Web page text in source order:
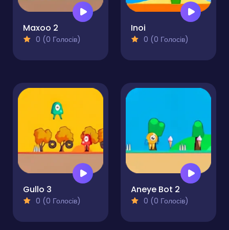
Maxoo 2
0 (0 Голосів)
Inoi
0 (0 Голосів)
Gullo 3
0 (0 Голосів)
Aneye Bot 2
0 (0 Голосів)